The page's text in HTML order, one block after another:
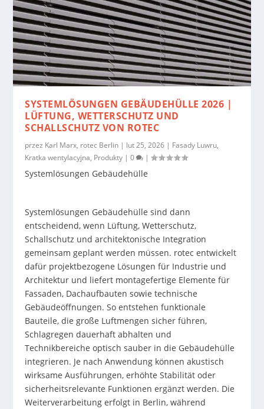
SYSTEMLÖSUNGEN GEBÄUDEHÜLLE 2026 |
LÜFTUNG, WETTERSCHUTZ UND
SCHALLSCHUTZ VON ROTEC
przez Karl Marx, rotec Berlin | lut 25, 2026 | Fasady Luwru,
Kratka wentylacyjna, Produkty |0 |
Systemlösungen Gebäudehülle
Systemlösungen Gebäudehülle sind dann
entscheidend, wenn Lüftung, Wetterschutz,
Schallschutz und architektonische Integration
gemeinsam geplant werden müssen. rotec entwickelt
dafür projektbezogene Lösungen für Industrie und
Architektur und liefert montagefertige Elemente für
Fassaden, Dachaufbauten sowie technische
Gebäudeöffnungen. So entstehen funktionale
Bauteile, die große Luftmengen sicher führen,
Schlagregen dauerhaft abhalten und
Technikbereiche optisch sauber in die Gebäudehülle
integrieren. Je nach Anwendung können akustisch
wirksame Ausführungen, erhöhte Stabilität oder
sicherheitsrelevante Funktionen ergänzt werden. Die
Weiterverarbeitung erfolgt in Berlin, während